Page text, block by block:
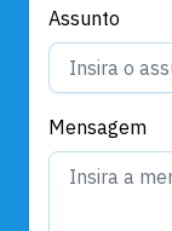
Assunto
Mensagem